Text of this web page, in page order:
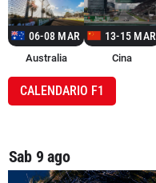
06-08 MAR
Australia
13-15 MAR
Cina
CALENDARIO F1
Sab 9 ago